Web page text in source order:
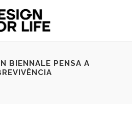
BIENNALE PENSA A